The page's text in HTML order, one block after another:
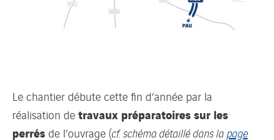
Le chantier débute cette fin d’année par la
réalisation detravaux préparatoires sur les
perrésde l’ouvrage (cf. schéma détaillé dans lapage